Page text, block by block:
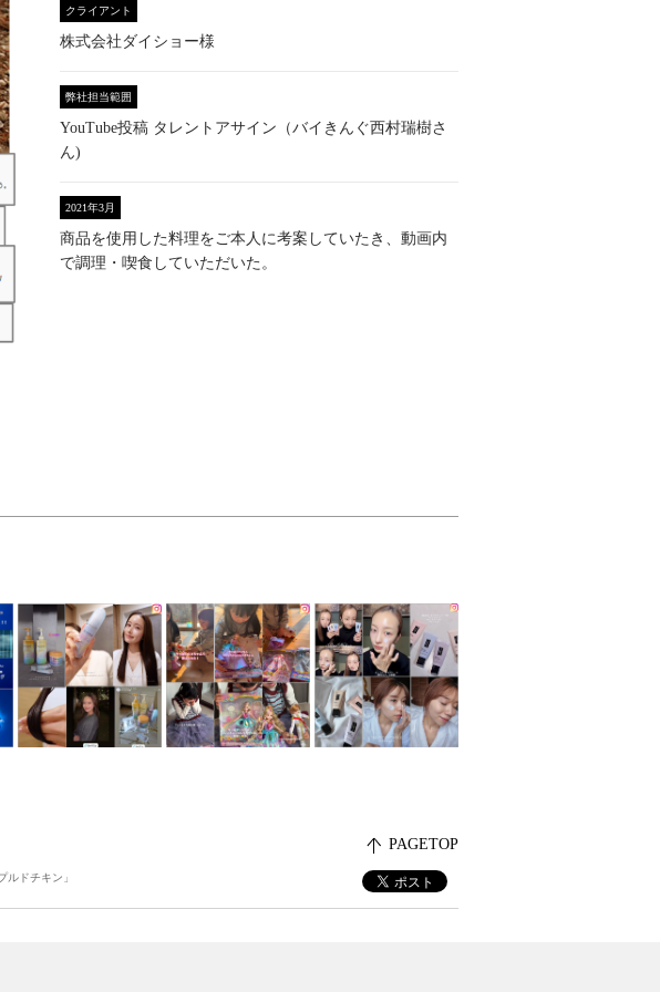
クライアント
株式会社ダイショー様
弊社担当範囲
YouTube投稿 タレントアサイン（バイきんぐ西村瑞樹さ
ん)
2021年3月
商品を使用した料理をご本人に考案していたき、動画内
で調理・喫食していただいた。
PAGETOP
ドチキン」